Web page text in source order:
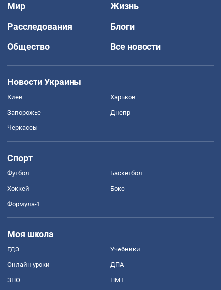
Мир
Жизнь
Расследования
Блоги
Общество
Все новости
Новости Украины
Киев Харьков
Запорожье Днепр
Черкассы
Спорт
Футбол Баскетбол
Хоккей Бокс
Формула-1
Моя школа
ГДЗ Учебники
Онлайн уроки ДПА
ЗНО НМТ